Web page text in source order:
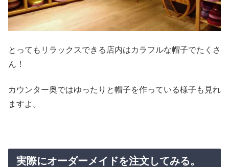
とってもリラックスできる店内はカラフルな帽子でたくさ
ん！
カウンター奥ではゆったりと帽子を作っている様子も見れ
ますよ。
実際にオーダーメイドを注文してみる。